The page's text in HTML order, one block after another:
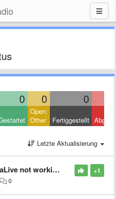
0 0 0
Open:
Other
Fertiggestellt
Letzte Aktualisierung
+1
working anymore
0